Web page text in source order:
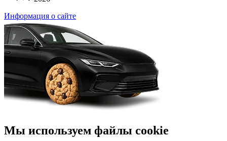
Информация о сайте
Мы используем файлы cookie